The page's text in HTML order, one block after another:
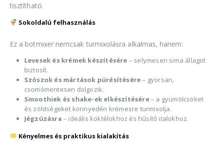
tisztítható.
Sokoldalú felhasználás
Ez a botmixer nemcsak turmixolásra alkalmas, hanem:
Levesek és krémek készítésére – selymesen sima állagot
biztosít.
Szószok és mártások pürésítésére– gyorsan,
csomómentesen dolgozik.
Smoothiek és shake-ek elkészítésére– a gyümölcsöket
és zöldségeket könnyedén krémesre turmixolja.
Jégzúzásra – ideális koktélokhoz és hűsítő italokhoz.
Kényelmes és praktikus kialakítás